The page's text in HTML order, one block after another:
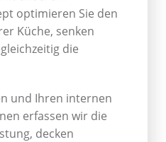
optimieren Sie den
Küche, senken
die
und Ihren internen
erfassen wir die
decken